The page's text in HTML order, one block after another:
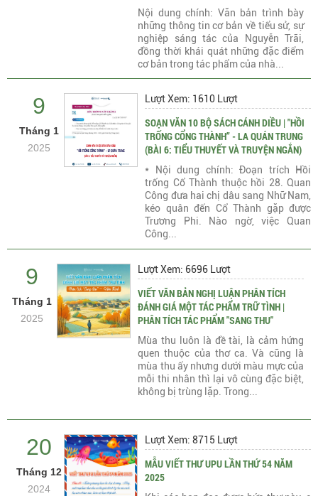
Nội dung chính: Văn bản trình bày
những thông tin cơ bản về tiểu sử, sự
nghiệp sáng tác của Nguyễn Trãi,
đồng thời khái quát những đặc điểm
cơ bản trong tác phẩm của nhà...
9
Tháng 1
2025
Lượt Xem: 1610 Lượt
SOẠN VĂN 10 BỘ SÁCH CÁNH DIỀU | "HỒI
TRỐNG CỔNG THÀNH” - LA QUÁN TRUNG
(BÀI 6: TIỂU THUYẾT VÀ TRUYỆN NGẮN)
* Nội dung chính: Đoạn trích Hồi
trống Cổ Thành thuộc hồi 28. Quan
Công đưa hai chị dâu sang Nhữ Nam,
kéo quân đến Cổ Thành gặp được
Trương Phi. Nào ngờ, việc Quan
Công...
9
Tháng 1
2025
Lượt Xem: 6696 Lượt
VIẾT VĂN BẢN NGHỊ LUẬN PHÂN TÍCH
ĐÁNH GIÁ MỘT TÁC PHẨM TRỮ TÌNH |
PHÂN TÍCH TÁC PHẨM "SANG THU"
Mùa thu luôn là đề tài, là cảm hứng
quen thuộc của thơ ca. Và cũng là
mùa thu ấy nhưng dưới màu mực của
mỗi thi nhân thì lại vô cùng đặc biệt,
không bị trùng lặp. Trong...
20
Tháng 12
2024
Lượt Xem: 8715 Lượt
MẪU VIẾT THƯ UPU LẦN THỨ 54 NĂM
2025